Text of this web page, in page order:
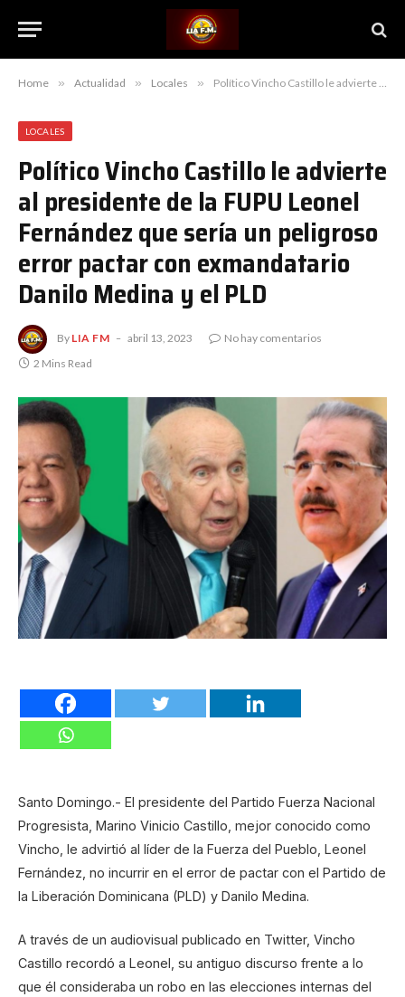
Home » Actualidad » Locales » Político Vincho Castillo le advierte al presidente de la FUPU Leonel Fernández que sería un peligroso error pactar con exmandatario Danilo Medina y el PLD
LOCALES
Político Vincho Castillo le advierte
al presidente de la FUPU Leonel
Fernández que sería un peligroso
error pactar con exmandatario
Danilo Medina y el PLD
By LIA FM abril 13, 2023
No hay comentarios
2 Mins Read
Santo Domingo.- El presidente del Partido Fuerza Nacional
Progresista, Marino Vinicio Castillo, mejor conocido como
Vincho, le advirtió al líder de la Fuerza del Pueblo, Leonel
Fernández, no incurrir en el error de pactar con el Partido de
la Liberación Dominicana (PLD) y Danilo Medina.
A través de un audiovisual publicado en Twitter, Vincho
Castillo recordó a Leonel, su antiguo discurso frente a lo
que él consideraba un robo en las elecciones internas del